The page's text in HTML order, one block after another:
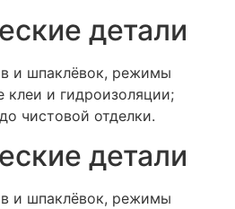
детали
и шпаклёвок, режимы
клеи и гидроизоляции;
чистовой отделки.
детали
и шпаклёвок, режимы